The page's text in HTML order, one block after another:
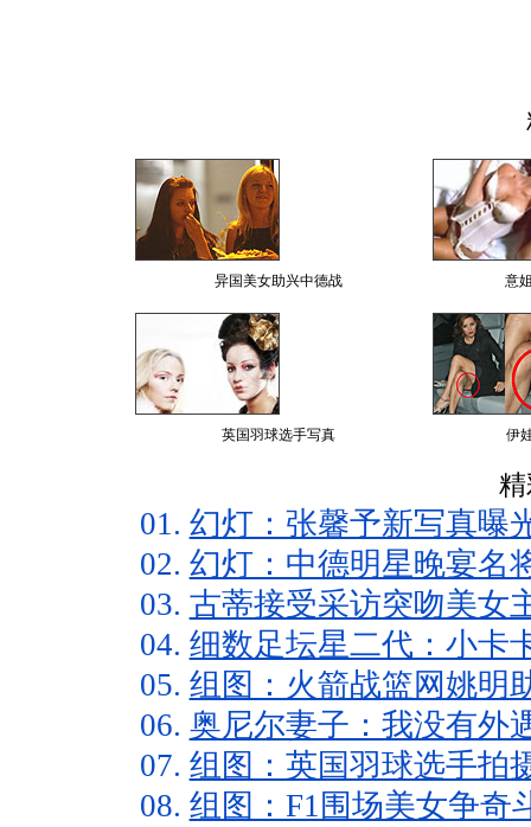
异国美女助兴中德战 意
英国羽球选手写真 伊
01. 幻灯：张馨予新写真曝
02. 幻灯：中德明星晚宴名
03. 古蒂接受采访突吻美女
04. 细数足坛星二代：小卡
05. 组图：火箭战篮网姚明
06. 奥尼尔妻子：我没有外
07. 组图：英国羽球选手拍
08. 组图：F1围场美女争奇